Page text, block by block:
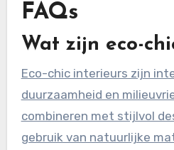
FAQs
Wat zijn eco-
Eco-chic interieurs zijn
duurzaamheid en
combineren met stijlvol
gebruik van natuurlijke